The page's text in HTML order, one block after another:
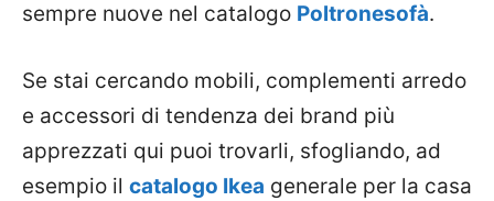
sempre nuove nel catalogo Poltronesofà.
Se stai cercando mobili, complementi arredo
e accessori di tendenza dei brand più
apprezzati qui puoi trovarli, sfogliando, ad
esempio il catalogo Ikea generale per la casa